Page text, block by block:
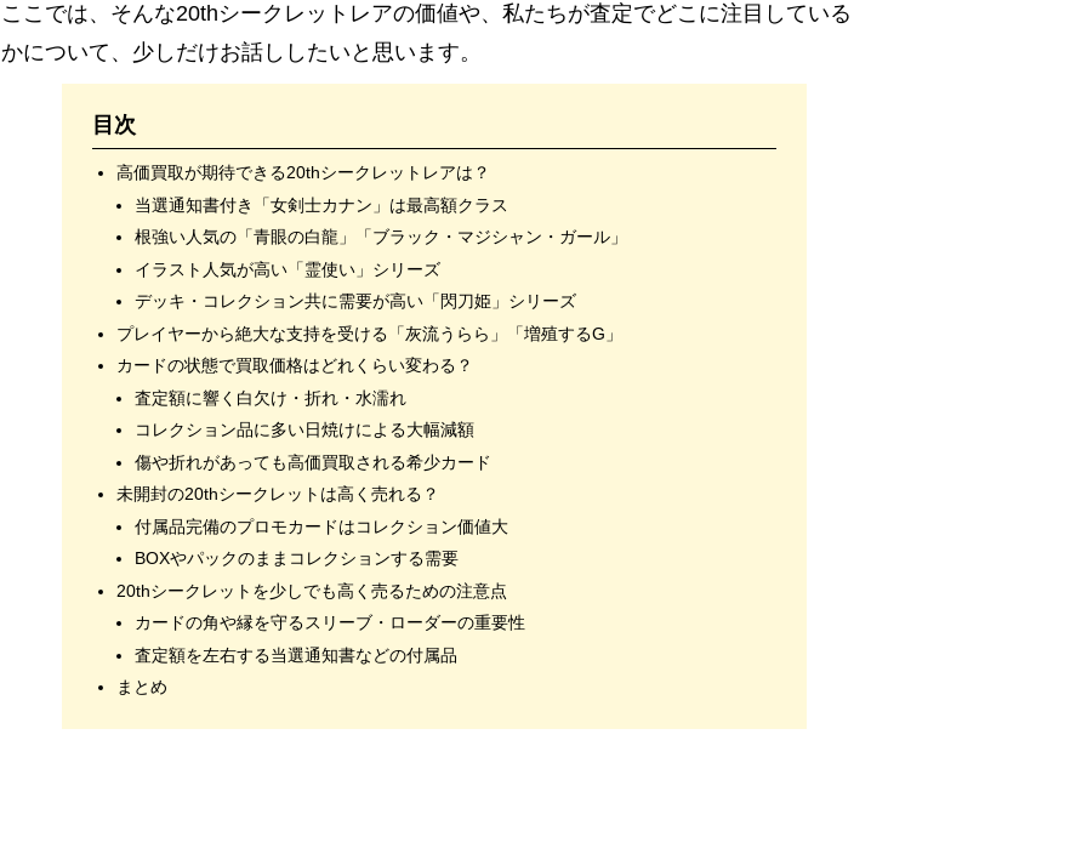
ここでは、そんな20thシークレットレアの価値や、私たちが査定でどこに注目している
かについて、少しだけお話ししたいと思います。
目次
高価買取が期待できる20thシークレットレアは？
当選通知書付き「女剣士カナン」は最高額クラス
根強い人気の「青眼の白龍」「ブラック・マジシャン・ガール」
イラスト人気が高い「霊使い」シリーズ
デッキ・コレクション共に需要が高い「閃刀姫」シリーズ
プレイヤーから絶大な支持を受ける「灰流うらら」「増殖するG」
カードの状態で買取価格はどれくらい変わる？
査定額に響く白欠け・折れ・水濡れ
コレクション品に多い日焼けによる大幅減額
傷や折れがあっても高価買取される希少カード
未開封の20thシークレットは高く売れる？
付属品完備のプロモカードはコレクション価値大
BOXやパックのままコレクションする需要
20thシークレットを少しでも高く売るための注意点
カードの角や縁を守るスリーブ・ローダーの重要性
査定額を左右する当選通知書などの付属品
まとめ